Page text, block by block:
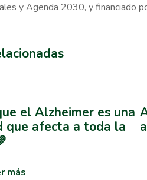
y Agenda 2030, y financiado
el Alzheimer es una
que afecta a toda la
más